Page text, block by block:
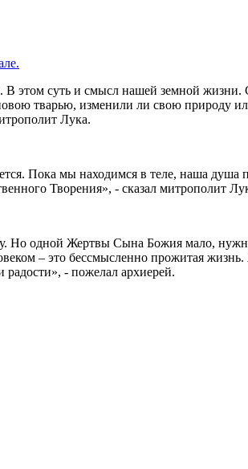
В этом суть и смысл нашей земной
тварью, изменили ли свою природу
Лука.
Пока мы находимся в теле, наша душа
Творения», - сказал митрополит
Но одной Жертвы Сына Божия мало,
– это бессмысленно прожитая
- пожелал архиерей.